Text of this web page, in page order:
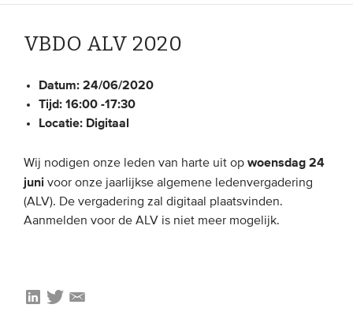
Nieuws
Opinie
VBDO ALV 2020
Datum:24/06/2020
Tijd:16:00 -17:30
Locatie: Digitaal
Wij nodigen onze leden van harte uit op woensdag 24
juni voor onze jaarlijkse algemene ledenvergadering
(ALV). De vergadering zal digitaal plaatsvinden.
Aanmelden voor de ALV is niet meer mogelijk.